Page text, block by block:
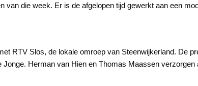
die week. Er is de afgelopen tijd gewerkt aan een
RTV Slos, de lokale omroep van Steenwijkerland. De
Herman van Hien en Thomas Maassen